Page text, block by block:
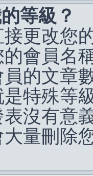
等級？
更改您
會員名
的文章
特殊等
沒有意
量刪除